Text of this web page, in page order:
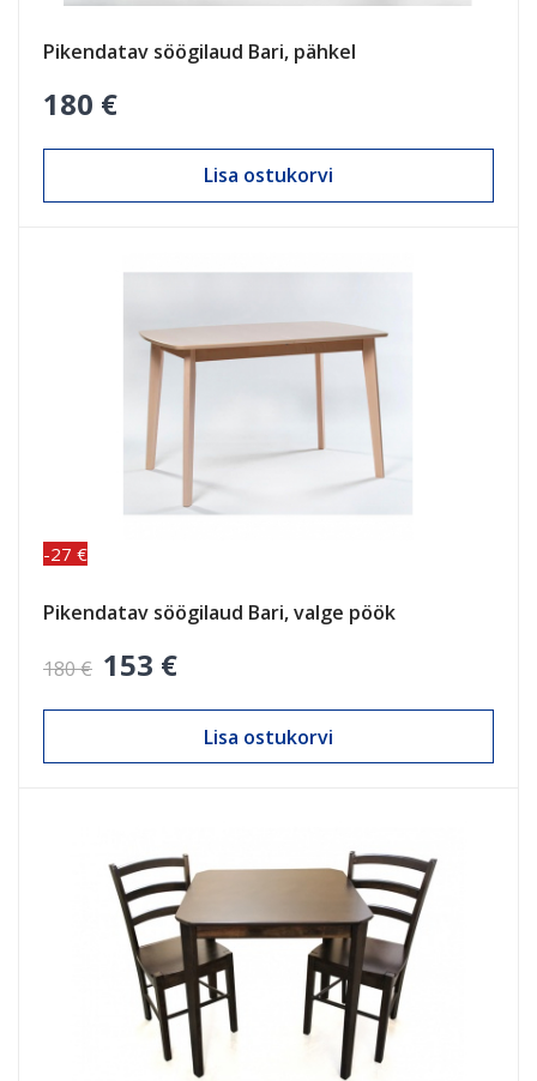
Pikendatav söögilaud Bari, pähkel
180 €
Lisa ostukorvi
-27 €
Pikendatav söögilaud Bari, valge pöök
180 € 153 €
Lisa ostukorvi